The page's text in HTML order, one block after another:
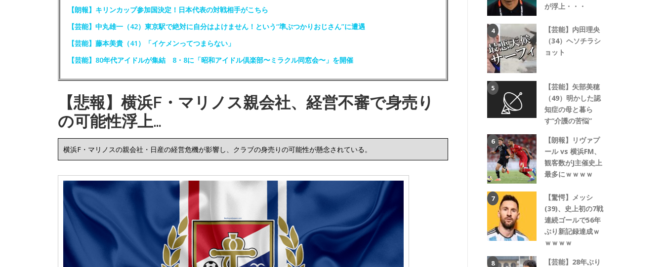
【朗報】キリンカップ参加国決定！日本代表の対戦相手がこちら
【芸能】中丸雄一（42）東京駅で絶対に自分はよけません！という“準ぶつかりおじさん”に遭遇
【芸能】藤本美貴（41）「イケメンってつまらない」
【芸能】80年代アイドルが集結 8・8に「昭和アイドル倶楽部〜ミラクル同窓会〜」を開催
【悲報】横浜F・マリノス親会社、経営不審で身売り
の可能性浮上…
横浜F・マリノスの親会社・日産の経営危機が影響し、クラブの身売りの可能性が懸念されている。
が浮上・・・
【芸能】内田理央
（34）ヘソチラシ
ョット
【芸能】矢部美穂
（49）明かした認
知症の母と暮ら
す“介護の苦悩”
【朗報】リヴァプ
ール vs 横浜FM、
観客数がJ主催史上
最多にｗｗｗｗ
【驚愕】メッシ
(39)、史上初の7戦
連続ゴールで56年
ぶり新記録達成ｗ
ｗｗｗｗ
【芸能】28年ぶり